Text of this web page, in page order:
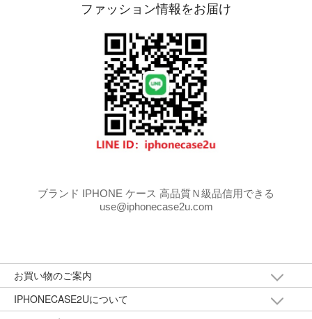
ファッション情報をお届け
ブランド IPHONE ケース 高品質Ｎ級品信用できる
use@iphonecase2u.com
お買い物のご案内
IPHONECASE2Uについて